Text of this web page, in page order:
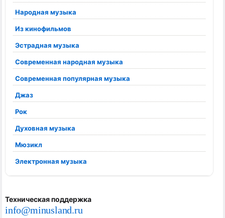
Народная музыка
Из кинофильмов
Эстрадная музыка
Современная народная музыка
Современная популярная музыка
Джаз
Рок
Духовная музыка
Мюзикл
Электронная музыка
Техническая поддержка
info@minusland.ru